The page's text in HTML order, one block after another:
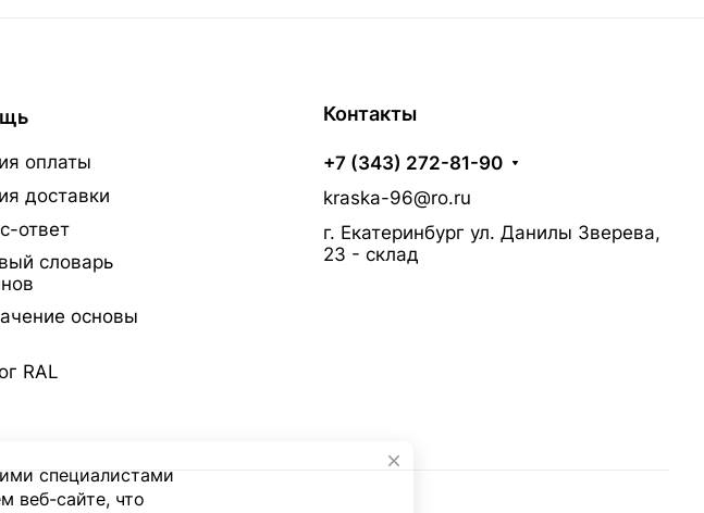
оплаты
доставки
ответ
словарь
основы
RAL
Контакты
+7 (343) 272-81-90
kraska-96@ro.ru
г. Екатеринбург ул. Данилы Зверева,
23 - склад
специалистами
веб-сайте, что